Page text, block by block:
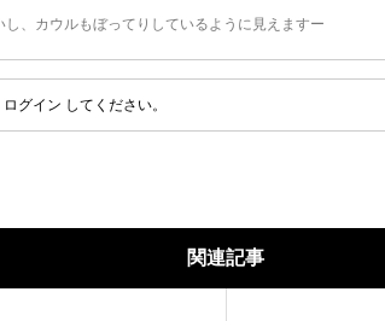
し、カウルもぼってりしているように見えますー
ログイン してください。
関連記事